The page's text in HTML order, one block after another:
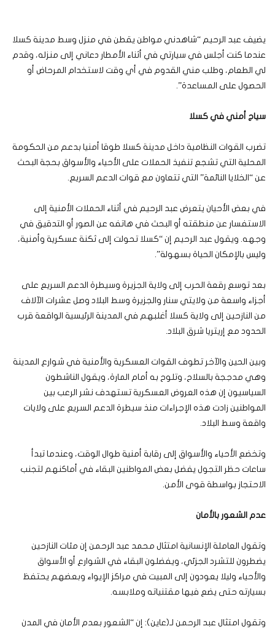
يضيف عبد الرحيم “شاهدني مواطن يقطن في منزل وسط مدينة كسلا
عندما كنت أجلس في سيارتي في أثناء الأمطار دعاني إلى منزله، وقدم
لي الطعام، وطلب مني القدوم في أي وقت لاستخدام المرحاض أو
الحصول على المساعدة”.
سياج أمني في كسلا
تضرب القوات النظامية داخل مدينة كسلا طوقا أمنيا بدعم من الحكومة
المحلية التي تشجع تنفيذ الحملات على الأحياء والأسواق بحجة البحث
عن “الخلايا النائمة” التي تتعاون مع قوات الدعم السريع.
في بعض الأحيان يتعرض عبد الرحيم في أثناء الحملات الأمنية إلى
الاستفسار عن منطقته أو البحث في هاتفه عن الصور أو التدقيق في
وجهه. ويقول عبد الرحيم إن “كسلا تحولت إلى ثكنة عسكرية وأمنية،
وليس بالإمكان الحياة بسهولة”.
بعد توسع رقعة الحرب إلى ولاية الجزيرة وسيطرة الدعم السريع على
أجزاء واسعة من ولايتي سنار والجزيرة وسط البلاد وصل عشرات الآلاف
من النازحين إلى ولاية كسلا أغلبهم في المدينة الرئيسية الواقعة قرب
الحدود مع إريتريا شرق البلاد.
وبين الحين والآخر تطوف القوات العسكرية والأمنية في شوارع المدينة
وهي مدججة بالسلاح، وتلوح به أمام المارة، ويقول الناشطون
السياسيون إن هذه العروض العسكرية تستهدف نشر الرعب بين
المواطنين زادت هذه الإجراءات منذ سيطرة الدعم السريع على ولايات
واقعة وسط البلاد.
وتخضع الأحياء والأسواق إلى رقابة أمنية طوال الوقت، وعندما تبدأ
ساعات حظر التجول يفضل بعض المواطنين البقاء في أماكنهم لتجنب
الاحتجاز بواسطة قوى الأمن.
عدم الشعور بالأمان
وتقول العاملة الإنسانية امتثال محمد عبد الرحمن إن مئات النازحين
يضطرون للتشرد الجزئي، ويفضلون البقاء في الشوارع أو الأسواق
والأحياء وليلا يعودون إلى المبيت في مراكز الإيواء وبعضهم يحتفظ
بسيارته حتى يضع فيها مقتنياته وملابسه.
وتقول امتثال عبد الرحمن لـ(عاين): إن “الشعور بعدم الأمان في المدن